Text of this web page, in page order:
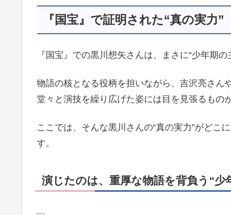
『国宝』で証明された“真の実力”
『国宝』での黒川想矢さんは、まさに“少年期
物語の核となる役柄を担いながら、吉沢亮さん
堂々と演技を繰り広げた姿には目を見張るもの
ここでは、そんな黒川さんの“真の実力”がどこ
す。
演じたのは、重厚な物語を背負う“少